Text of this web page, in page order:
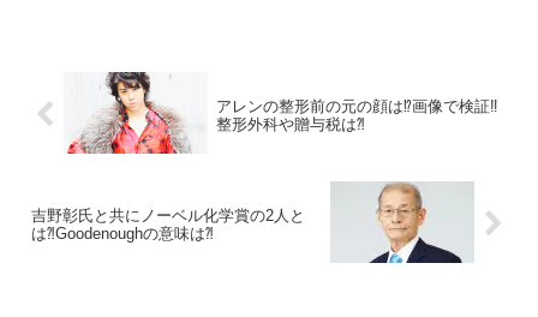
アレンの整形前の元の顔は⁉︎画像で検証‼︎
整形外科や贈与税は⁈
吉野彰氏と共にノーベル化学賞の2人と
は⁈Goodenoughの意味は⁈